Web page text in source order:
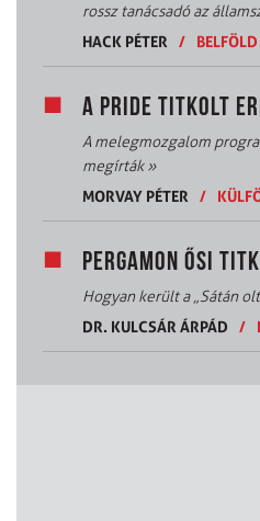
rossz tanácsadó az
HACK PÉTER
/ BELFÖLD
A PRIDE TITKOLT
A melegmozgalom
megírták»
MORVAY PÉTER
/
PERGAMON ŐSI
Hogyan került a „Sátán
DR. KULCSÁR ÁRPÁD
/